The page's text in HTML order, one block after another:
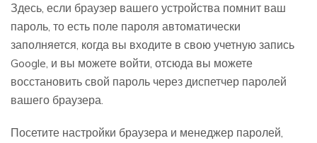
Здесь, если браузер вашего устройства помнит ваш
пароль, то есть поле пароля автоматически
заполняется, когда вы входите в свою учетную запись
Google, и вы можете войти, отсюда вы можете
восстановить свой пароль через диспетчер паролей
вашего браузера.
Посетите настройки браузера и менеджер паролей,